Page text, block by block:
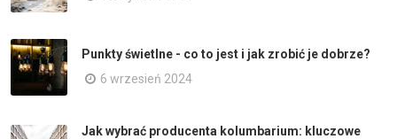
Punkty świetlne - co to jest i jak zrobić je dobrze?
6 wrzesień 2024
Jak wybrać producenta kolumbarium: kluczowe